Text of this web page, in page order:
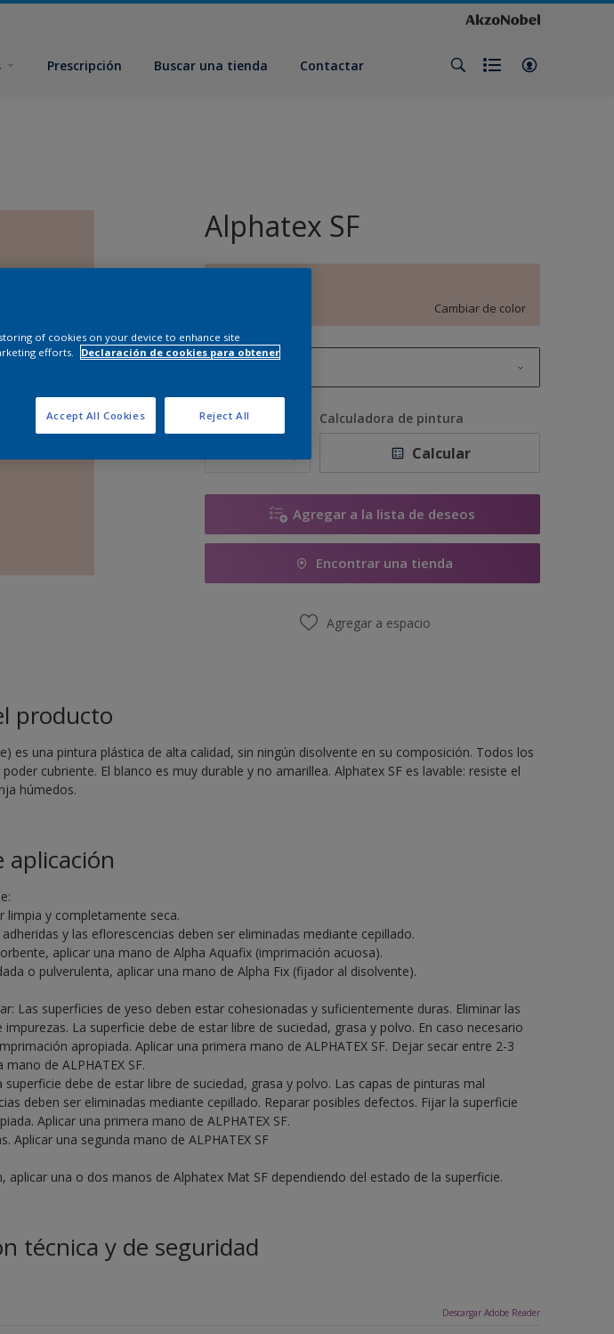
Prescripción Buscar una tienda Contactar
Alphatex SF
Cambiar de color
1 litros
1 L
5 L
10 litros
Cantidad Calculadora de pintura
Calcular
Agregar a la lista de deseos
Encontrar una tienda
Agregar a espacio
producto
es una pintura plástica de alta calidad, sin ningún disolvente en su composición. Todos los
cubriente. El blanco es muy durable y no amarillea. Alphatex SF es lavable: resiste el
húmedos.
aplicación
limpia y completamente seca.
y las eflorescencias deben ser eliminadas mediante cepillado.
aplicar una mano de Alpha Aquafix (imprimación acuosa).
o pulverulenta, aplicar una mano de Alpha Fix (fijador al disolvente).
Las superficies de yeso deben estar cohesionadas y suficientemente duras. Eliminar las
La superficie debe de estar libre de suciedad, grasa y polvo. En caso necesario
apropiada. Aplicar una primera mano de ALPHATEX SF. Dejar secar entre 2-3
de ALPHATEX SF.
superficie debe de estar libre de suciedad, grasa y polvo. Las capas de pinturas mal
deben ser eliminadas mediante cepillado. Reparar posibles defectos. Fijar la superficie
Aplicar una primera mano de ALPHATEX SF.
Aplicar una segunda mano de ALPHATEX SF
aplicar una o dos manos de Alphatex Mat SF dependiendo del estado de la superficie.
técnica y de seguridad
Descargar Adobe Reader
of cookies on your device to enhance site
efforts.
Declaración de cookies para obtener
Reject All
Accept All Cookies